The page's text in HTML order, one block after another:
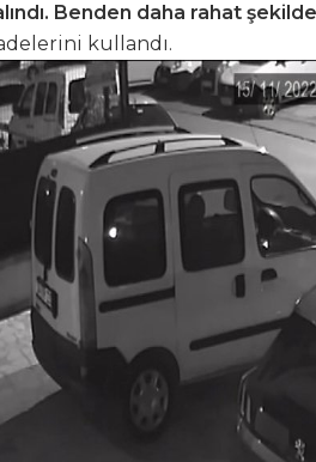
Benden daha rahat
kullandı.